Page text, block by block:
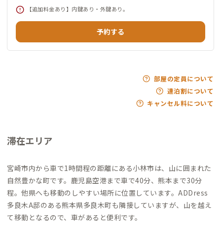
【追加料金あり】内鍵あり・外鍵あり。
予約する
部屋の定員について
連泊割について
キャンセル料について
滞在エリア
宮崎市内から車で1時間程の距離にある小林市は、山に囲まれた
自然豊かな町です。鹿児島空港まで車で40分、熊本まで30分
程。他県へも移動のしやすい場所に位置しています。ADDress
多良木A邸のある熊本県多良木町も隣接していますが、山を越え
て移動となるので、車があると便利です。